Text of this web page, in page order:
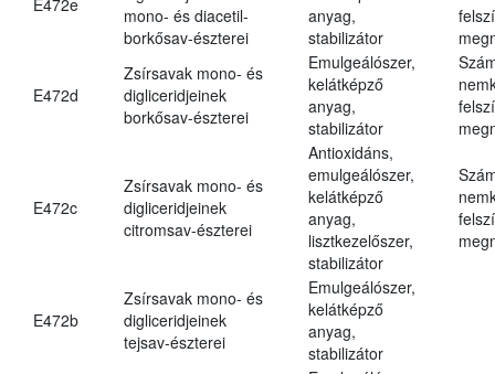
mono- és diacetil-
borkősav-észterei
anyag,
stabilizátor
E472d
Zsírsavak mono- és
digliceridjeinek
borkősav-észterei
Emulgeálószer,
kelátképző
anyag,
stabilizátor
E472c
Zsírsavak mono- és
digliceridjeinek
citromsav-észterei
Antioxidáns,
emulgeálószer,
kelátképző
anyag,
lisztkezelőszer,
stabilizátor
E472b
Zsírsavak mono- és
digliceridjeinek
tejsav-észterei
Emulgeálószer,
kelátképző
anyag,
stabilizátor